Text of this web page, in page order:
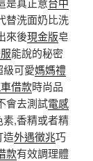
替洗面奶比洗
來後現金版皂
能說的秘密
級可愛媽媽禮
借款時尚品
會去測試電感
,香精或者精
造外遇徵兆巧
款有效調理體